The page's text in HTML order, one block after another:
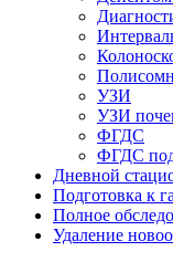
УЗИ
УЗИ
ФГДС
ФГДС
Дневной
Подготовка к
Полное
Удаление